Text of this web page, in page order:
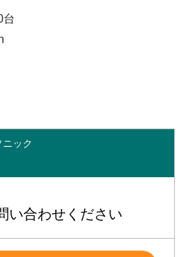
台
ック
い合わせください